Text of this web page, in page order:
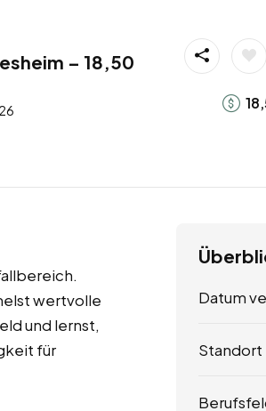
– 18,50
wertvolle
und lernst,
für
Datum
Standort